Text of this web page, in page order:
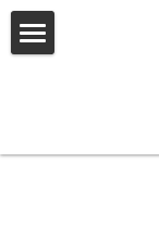
🌳株式会
📰kibi log
🏢会社概要
すべてのカ